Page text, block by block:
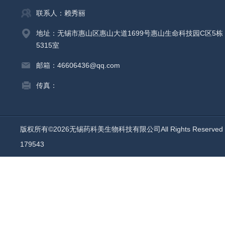
联系人：赖秀丽
地址：无锡市惠山区惠山大道1699号惠山生命科技园C区5栋
5315室
邮箱：46606436@qq.com
传真：
版权所有©2026无锡药科美生物科技有限公司All Rights
179543